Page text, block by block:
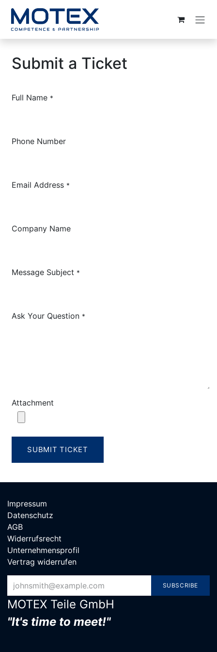
Submit a Ticket
Full Name *
Phone Number
Email Address *
Company Name
Message Subject *
Ask Your Question *
Attachment
SUBMIT TICKET
Impressum
Datenschutz
AGB
Widerrufsrecht
Unternehmensprofil
Vertrag widerrufen
SUBSCRIBE
MOTEX Teile G​mbH
"It's time to meet!"